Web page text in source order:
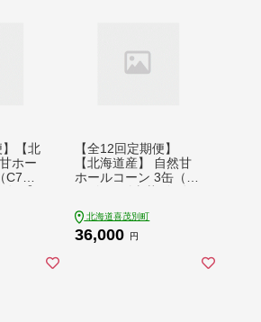
】【北
ホー
C7号
うも
コシ
【全12回定期便】
【北海道産】 自然甘
ホールコーン 3缶（C
コーン コーン缶 とう
もろこし トウモロコ
北海道喜茂別町
36,000 円